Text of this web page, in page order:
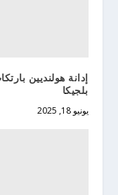
إدانة هولنديين
بلجيكا
يونيو 18, 2025